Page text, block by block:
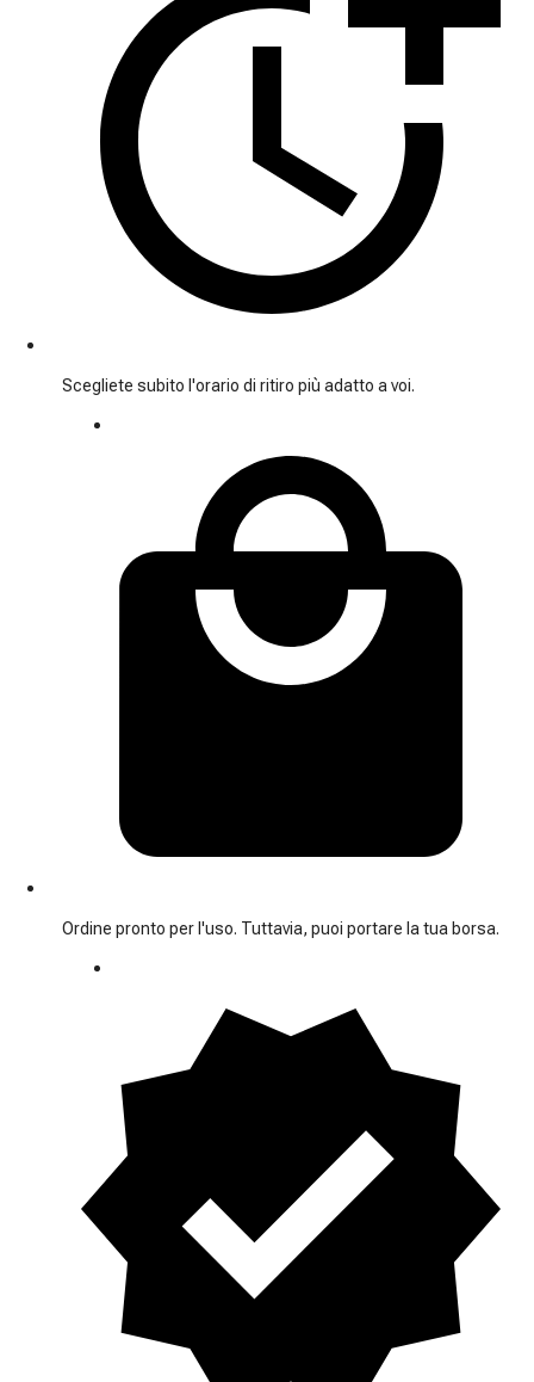
Scegliete subito l'orario di ritiro più adatto a voi.
Ordine pronto per l'uso. Tuttavia, puoi portare la tua borsa.